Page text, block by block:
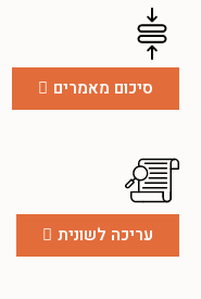
סיכום מאמרים
עריכה לשונית